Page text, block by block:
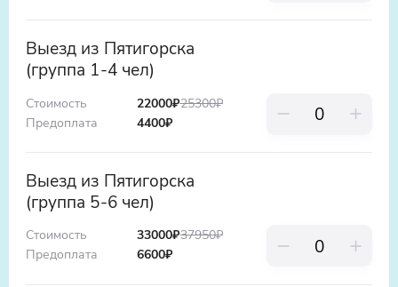
Выезд из Пятигорска
(группа 1-4 чел)
Стоимость
Предоплата
22000₽25300₽
4400₽
Выезд из Пятигорска
(группа 5-6 чел)
Стоимость
Предоплата
33000₽37950₽
6600₽